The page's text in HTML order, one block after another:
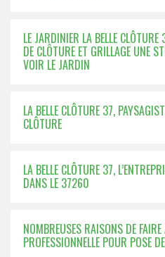
LE JARDINIER LA BELLE
DE CLÔTURE ET GRILLAGE UNE
VOIR LE JARDIN
LA BELLE CLÔTURE 37,
CLÔTURE
LA BELLE CLÔTURE 37,
DANS LE 37260
NOMBREUSES RAISONS DE
PROFESSIONNELLE POUR POSE